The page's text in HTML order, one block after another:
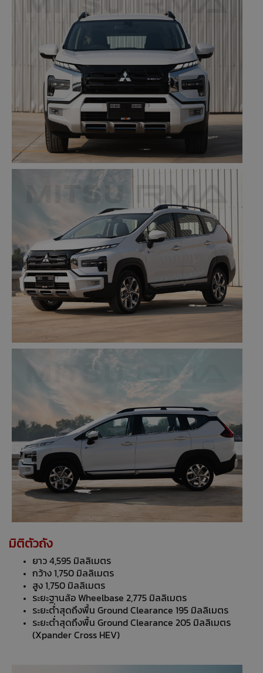
มิติตัวถัง
ยาว 4,595 มิลลิเมตร
กว้าง 1,750 มิลลิเมตร
สูง 1,750 มิลลิเมตร
ระยะฐานล้อ Wheelbase 2,775 มิลลิเมตร
ระยะต่ำสุดถึงพื้น Ground Clearance 195 มิลลิเมตร
ระยะต่ำสุดถึงพื้น Ground Clearance 205 มิลลิเมตร
(Xpander Cross HEV)